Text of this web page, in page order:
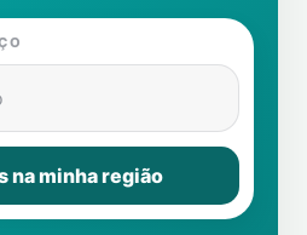
na minha região